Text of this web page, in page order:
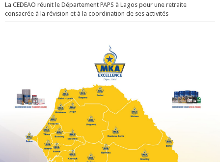
La CEDEAO réunit le Département PAPS à Lagos pour une retraite
consacrée à la révision et à la coordination de ses activités